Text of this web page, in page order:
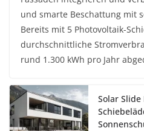
und smarte Beschattung mit
Bereits mit 5 Photovoltaik-
durchschnittliche
rund 1.300 kWh pro Jahr
Solar